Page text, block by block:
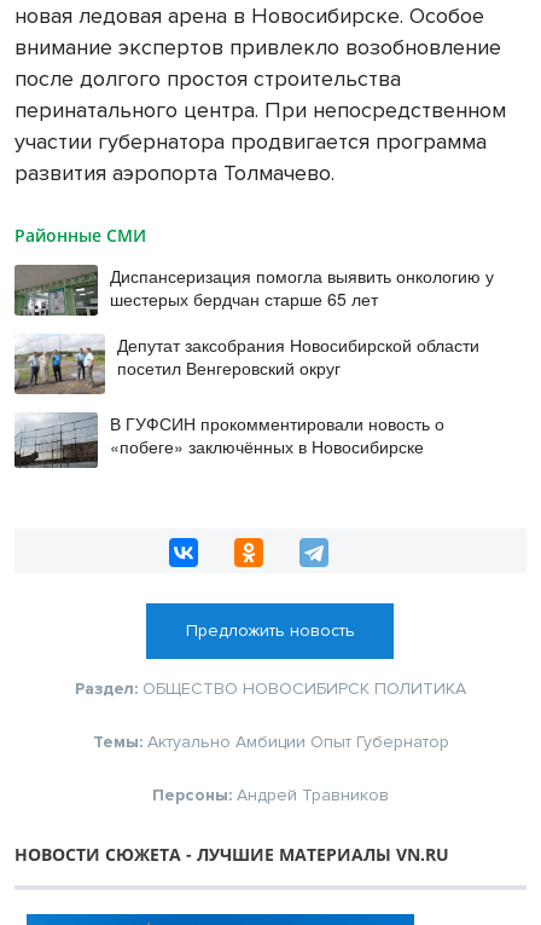
новая ледовая арена в Новосибирске. Особое
внимание экспертов привлекло возобновление
после долгого простоя строительства
перинатального центра. При непосредственном
участии губернатора продвигается программа
развития аэропорта Толмачево.
Районные СМИ
Диспансеризация помогла выявить онкологию у
шестерых бердчан старше 65 лет
Депутат заксобрания Новосибирской области
посетил Венгеровский округ
В ГУФСИН прокомментировали новость о
«побеге» заключённых в Новосибирске
Предложить новость
Раздел: ОБЩЕСТВО НОВОСИБИРСК ПОЛИТИКА
Темы: Актуально Амбиции Опыт Губернатор
Персоны: Андрей Травников
НОВОСТИ СЮЖЕТА - ЛУЧШИЕ МАТЕРИАЛЫ VN.RU